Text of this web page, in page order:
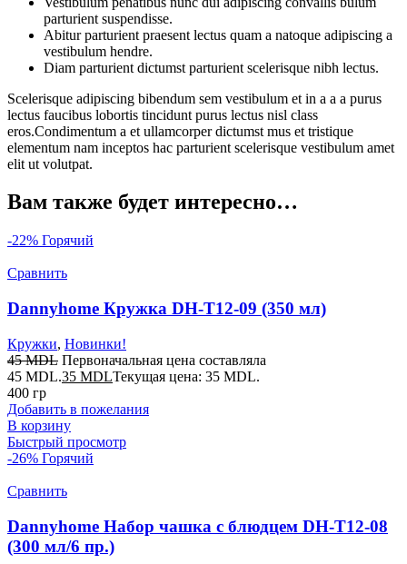
parturient suspendisse.
Abitur parturient praesent lectus quam a natoque adipiscing a
vestibulum hendre.
Diam parturient dictumst parturient scelerisque nibh lectus.
Scelerisque adipiscing bibendum sem vestibulum et in a a a purus
lectus faucibus lobortis tincidunt purus lectus nisl class
eros.Condimentum a et ullamcorper dictumst mus et tristique
elementum nam inceptos hac parturient scelerisque vestibulum amet
elit ut volutpat.
Вам также будет интересно…
-22% Горячий
Сравнить
Dannyhome Кружка DH-T12-09 (350 мл)
Кружки, Новинки!
45MDL Первоначальная цена составляла
45 MDL.35 MDLТекущая цена: 35 MDL.
400 гр
Добавить в пожелания
В корзину
Быстрый просмотр
-26% Горячий
Сравнить
Dannyhome Набор чашка с блюдцем DH-T12-08
(300 мл/6 пр.)